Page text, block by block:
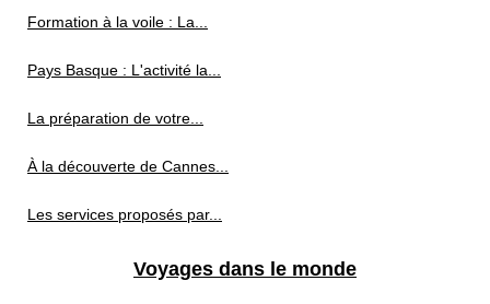
Formation à la voile : La...
Pays Basque : L'activité la...
La préparation de votre...
À la découverte de Cannes...
Les services proposés par...
Voyages dans le monde